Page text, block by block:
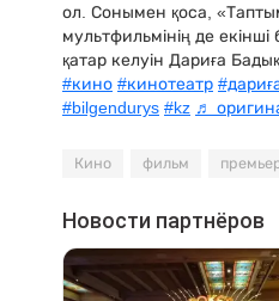
ол. Сонымен қоса,
мультфильмінің де
қатар келуін Дариға
#кино #кинотеатр
#bilgendurys #kz ♬
Кино фильм